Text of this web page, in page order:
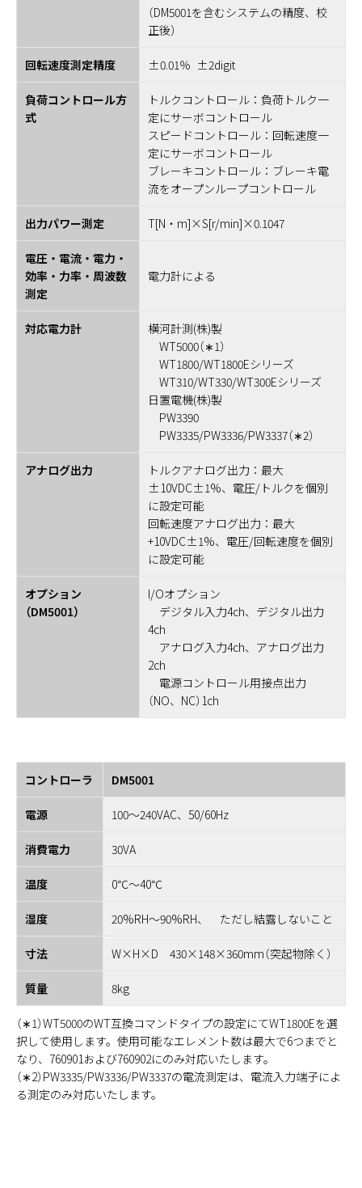
（DM5001を含むシステムの精度、校
正後）
回転速度測定精度 ±0.01％ ±2digit
負荷コントロール方
式
トルクコントロール：負荷トルク一
定にサーボコントロール
スピードコントロール：回転速度一
定にサーボコントロール
ブレーキコントロール：ブレーキ電
流をオープンループコントロール
出力パワー測定 T[N・m]×S[r/min]×0.1047
電圧・電流・電力・
効率・力率・周波数
測定
電力計による
対応電力計
横河計測(株)製
WT5000（∗1）
WT1800/WT1800Eシリーズ
WT310/WT330/WT300Eシリーズ
日置電機(株)製
PW3390
PW3335/PW3336/PW3337（∗2）
アナログ出力
トルクアナログ出力：最大
±10VDC±1%、電圧/トルクを個別
に設定可能
回転速度アナログ出力：最大
+10VDC±1%、電圧/回転速度を個別
に設定可能
オプション
（DM5001）
I/Oオプション
デジタル入力4ch、デジタル出力
4ch
アナログ入力4ch、アナログ出力
2ch
電源コントロール用接点出力
（NO、NC）1ch
コントローラ DM5001
電源 100～240VAC、50/60Hz
消費電力 30VA
温度 0℃～40℃
湿度 20%RH～90%RH、 ただし結露しないこと
寸法 W×H×D 430×148×360mm（突起物除く）
質量 8kg
（∗1）WT5000のWT互換コマンドタイプの設定にてWT1800Eを選
択して使用します。使用可能なエレメント数は最大で6つまでと
なり、760901および760902にのみ対応いたします。
（∗2）PW3335/PW3336/PW3337の電流測定は、電流入力端子によ
る測定のみ対応いたします。